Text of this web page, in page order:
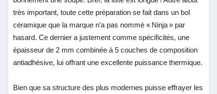
très important, toute cette préparation se fait dans un bol
céramique que la marque n’a pas nommé « Ninja » par
hasard. Ce dernier a justement comme spécificités, une
épaisseur de 2 mm combinée à 5 couches de composition
antiadhésive, lui offrant une excellente puissance thermique.
Bien que sa structure des plus modernes puisse effrayer les